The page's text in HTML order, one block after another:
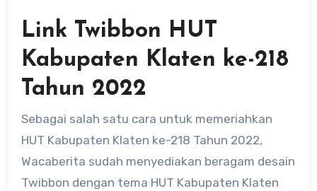
Link Twibbon HUT
Kabupaten Klaten ke-218
Tahun 2022
Sebagai salah satu cara untuk memeriahkan
HUT Kabupaten Klaten ke-218 Tahun 2022,
Wacaberita sudah menyediakan beragam desain
Twibbon dengan tema HUT Kabupaten Klaten